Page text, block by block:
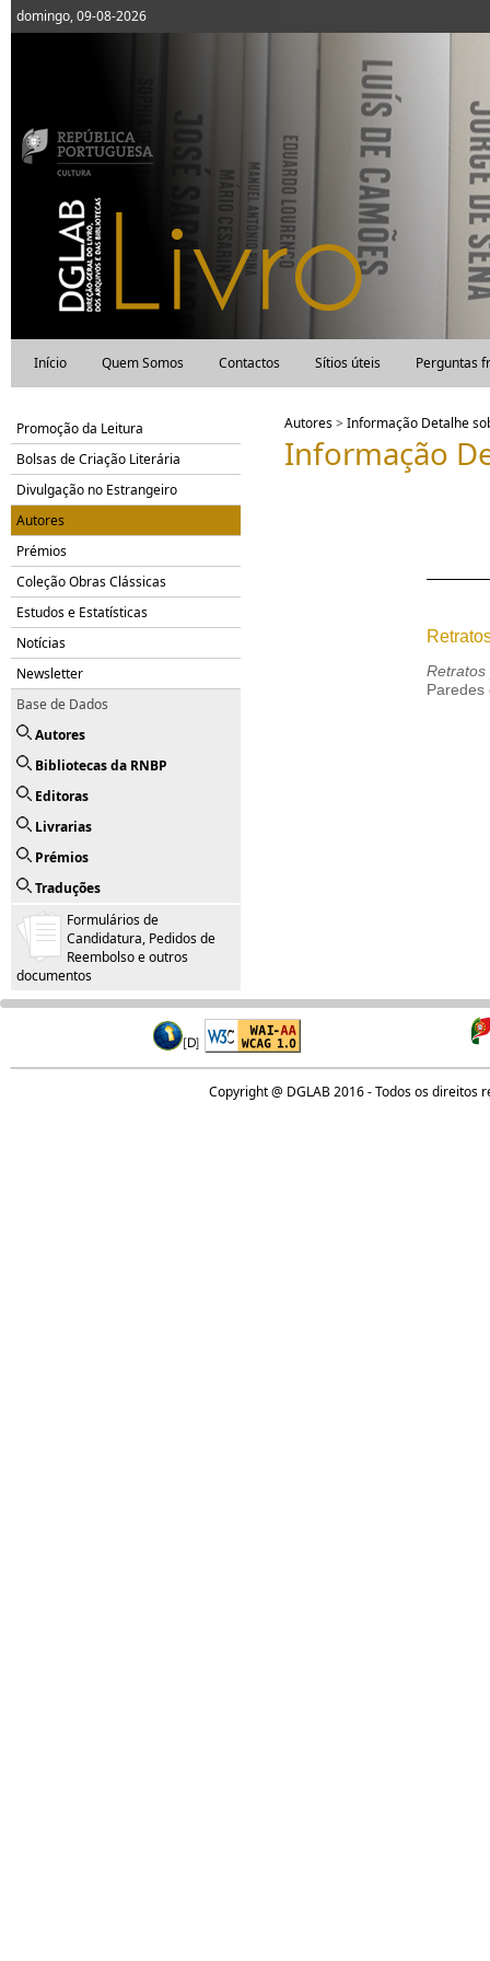
domingo, 09-08-2026
Início Quem Somos Contactos Sítios úteis Perguntas
Promoção da Leitura
Bolsas de Criação Literária
Divulgação no Estrangeiro
Autores
Prémios
Coleção Obras Clássicas
Estudos e Estatísticas
Notícias
Newsletter
Base de Dados
Autores
Bibliotecas da RNBP
Editoras
Livrarias
Prémios
Traduções
Formulários de
Candidatura, Pedidos de
Reembolso e outros
documentos
Autores>Informação Detalhe
Informação
Retratos
Copyright @ DGLAB 2016 - Todos os